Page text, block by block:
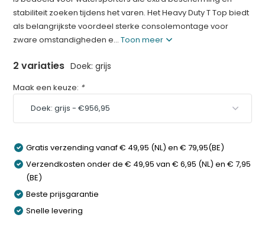
stabiliteit zoeken tijdens het varen. Het Heavy Duty T Top biedt
als belangrijkste voordeel sterke consolemontage voor
zware omstandigheden e...Toon meer
2 variaties Doek: grijs
Maak een keuze: *
Gratis verzending vanaf € 49,95 (NL) en € 79,95(BE)
Verzendkosten onder de € 49,95 van € 6,95 (NL) en € 7,95
(BE)
Beste prijsgarantie
Snelle levering